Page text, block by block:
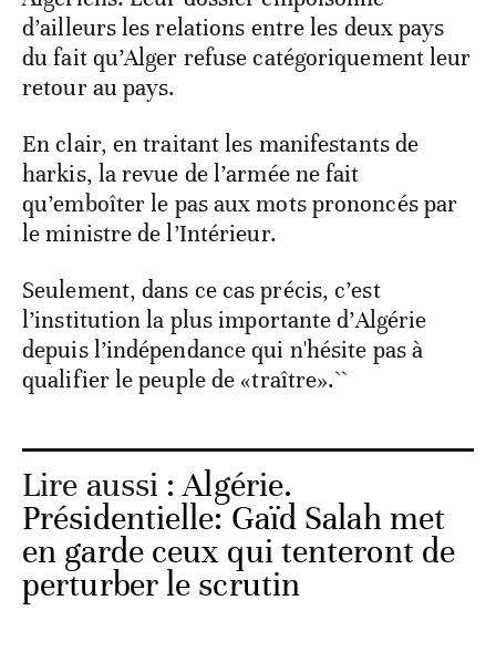
d’ailleurs les relations entre les deux pays
du fait qu’Alger refuse catégoriquement leur
retour au pays.
En clair, en traitant les manifestants de
harkis, la revue de l’armée ne fait
qu’emboîter le pas aux mots prononcés par
le ministre de l’Intérieur.
Seulement, dans ce cas précis, c’est
l’institution la plus importante d’Algérie
depuis l’indépendance qui n'hésite pas à
qualifier le peuple de «traître».``
Lire aussi :Algérie.
Présidentielle: Gaïd Salah met
en garde ceux qui tenteront de
perturber le scrutin